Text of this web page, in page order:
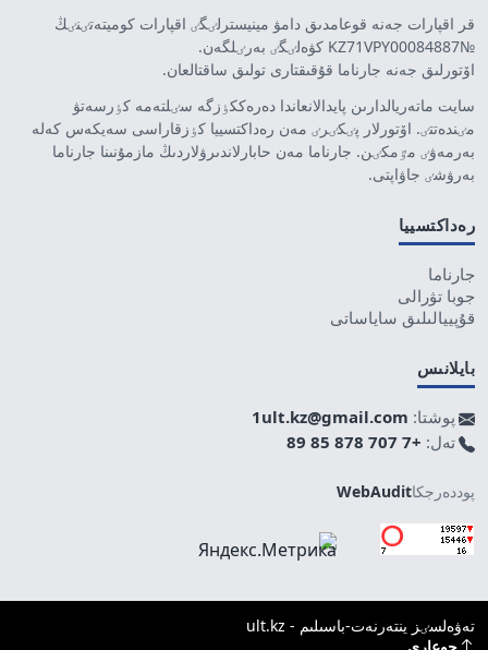
قر اقپارات جەنە قوعامدىق دامۋ مينيسترلٸگٸ اقپارات كوميتەتٸنٸڭ
№KZ71VPY00084887 كۋەلٸگٸ بەرٸلگەن.
اۆتورلىق جەنە جارناما قۇقىقتارى تولىق ساقتالعان.
سايت ماتەريالدارىن پايدالانعاندا دەرەككٶزگە سٸلتەمە كٶرسەتۋ
مٸندەتتٸ. اۆتورلار پٸكٸرٸ مەن رەداكتسييا كٶزقاراسى سەيكەس كەلە
بەرمەۋٸ مٷمكٸن. جارناما مەن حابارلاندىرۋلاردىڭ مازمۇنىنا جارناما
بەرۋشٸ جاۋاپتى.
رەداكتسييا
جارناما
جوبا تۋرالى
قۇپييالىلىق ساياساتى
بايلانىس
پوشتا: 1ult.kz@gmail.com
تەل: +7 707 878 85 89
پوددەرجكاWebAudit
تەۋەلسٸز ينتەرنەت-باسىلىم - ult.kz